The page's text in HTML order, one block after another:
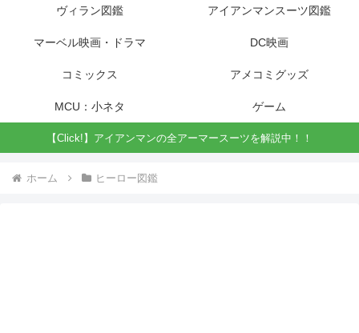
ヴィラン図鑑 アイアンマンスーツ図鑑
マーベル映画・ドラマ DC映画
コミックス アメコミグッズ
MCU：小ネタ ゲーム
【Click!】アイアンマンの全アーマースーツを解説中！！
ホーム ヒーロー図鑑